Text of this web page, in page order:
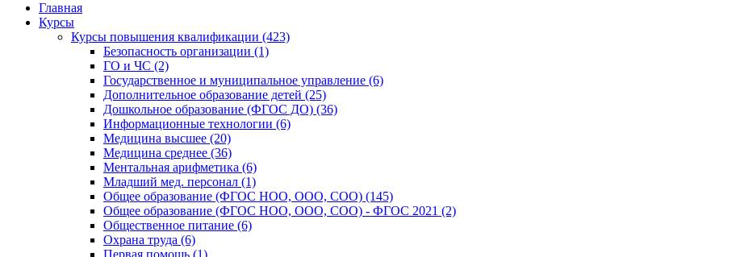
Главная
Курсы
Курсы повышения квалификации (423)
Безопасность организации (1)
ГО и ЧС (2)
Государственное и муниципальное управление (6)
Дополнительное образование детей (25)
Дошкольное образование (ФГОС ДО) (36)
Информационные технологии (6)
Медицина высшее (20)
Медицина среднее (36)
Ментальная арифметика (6)
Младший мед. персонал (1)
Общее образование (ФГОС НОО, ООО, СОО) (145)
Общее образование (ФГОС НОО, ООО, СОО) - ФГОС 2021 (2)
Общественное питание (6)
Охрана труда (6)